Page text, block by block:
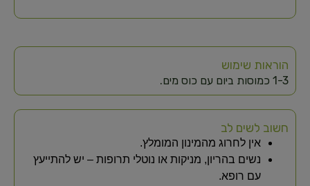
הוראות שימוש
1-3 כמוסות ביום עם כוס מים.
חשוב לשים לב
אין לחרוג מהמינון המומלץ.
נשים בהריון, מניקות או נוטלי תרופות – יש להתייעץ
עם רופא.